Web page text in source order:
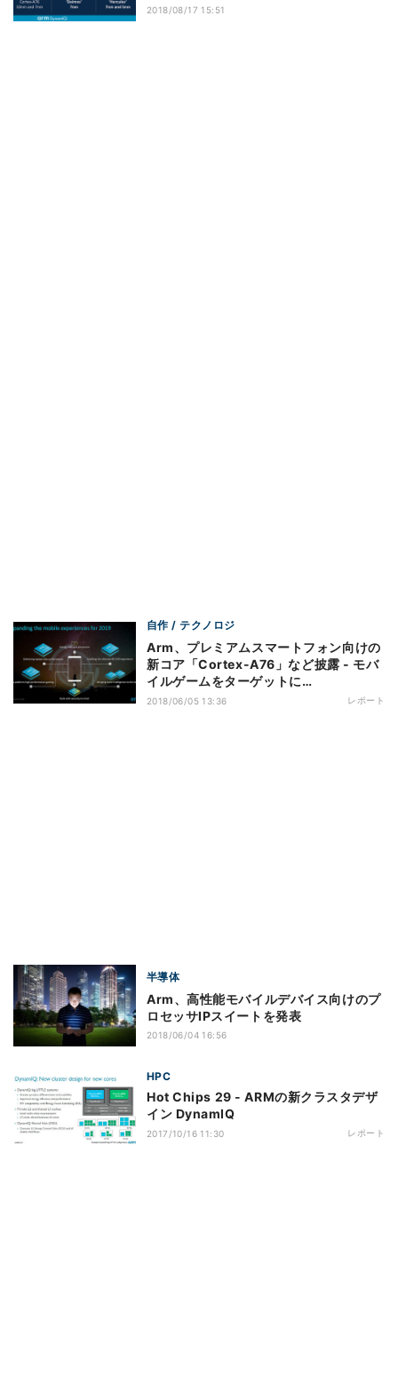
2018/08/17 15:51
自作 / テクノロジ
Arm、プレミアムスマートフォン向けの
新コア「Cortex-A76」など披露 - モバ
イルゲームをターゲットに
【COMPUTEX TAIPEI 2018】
2018/06/05 13:36 レポート
半導体
Arm、高性能モバイルデバイス向けのプ
ロセッサIPスイートを発表
2018/06/04 16:56
HPC
Hot Chips 29 - ARMの新クラスタデザ
イン DynamIQ
2017/10/16 11:30 レポート